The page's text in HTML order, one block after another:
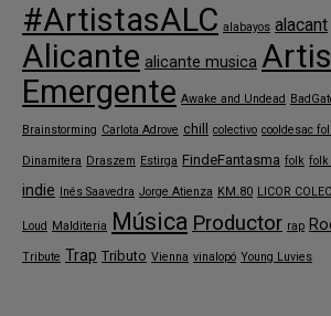
#ArtistasALC alabayos alacant
Alicante alicante musica
Emergente Awake and Undead
Brainstorming Carlota Adrove chill colectivo cooldesac
Dinamitera Draszem Estirga FindeFantasma folk folk
indie Inés Saavedra Jorge Atienza KM.80 LICOR
Loud Malditeria Música Productor rap
Tribute Trap Tributo Vienna vinalopó Young Luvies